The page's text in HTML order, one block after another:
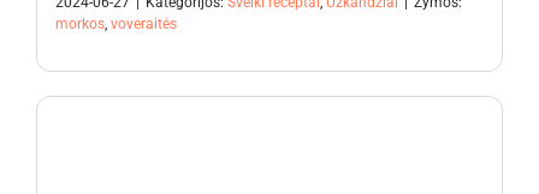
morkos voveraitės